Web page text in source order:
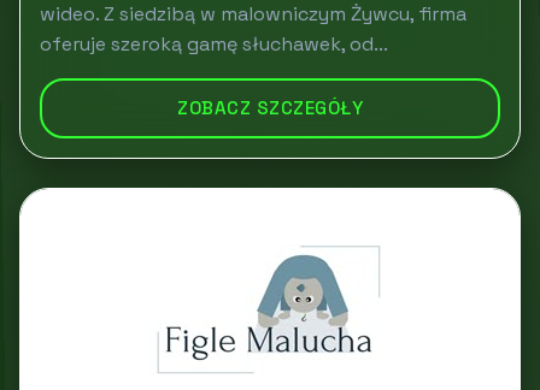
wideo. Z siedzibą w malowniczym Żywcu, firma
oferuje szeroką gamę słuchawek, od...
ZOBACZ SZCZEGÓŁY